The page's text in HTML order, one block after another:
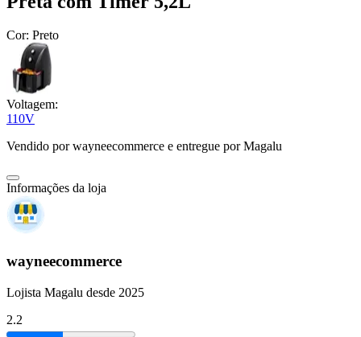
Cor: Preto
Voltagem:
110V
Vendido porwayneecommerce e entregue por Magalu
Informações da loja
wayneecommerce
Lojista Magalu desde 2025
2.2